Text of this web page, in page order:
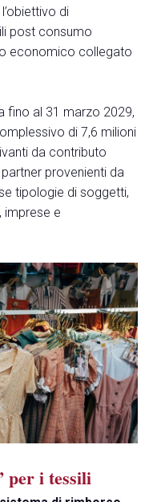
di
post consumo
economico collegato
fino al 31 marzo 2029,
di 7,6 milioni
da contributo
partner provenienti da
tipologie di soggetti,
imprese e
per i tessili